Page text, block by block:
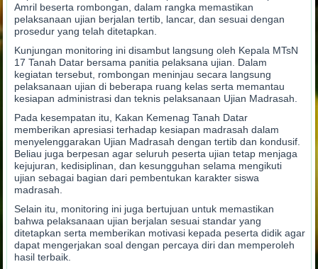
Amril beserta rombongan, dalam rangka memastikan
pelaksanaan ujian berjalan tertib, lancar, dan sesuai dengan
prosedur yang telah ditetapkan.
Kunjungan monitoring ini disambut langsung oleh Kepala MTsN
17 Tanah Datar bersama panitia pelaksana ujian. Dalam
kegiatan tersebut, rombongan meninjau secara langsung
pelaksanaan ujian di beberapa ruang kelas serta memantau
kesiapan administrasi dan teknis pelaksanaan Ujian Madrasah.
Pada kesempatan itu, Kakan Kemenag Tanah Datar
memberikan apresiasi terhadap kesiapan madrasah dalam
menyelenggarakan Ujian Madrasah dengan tertib dan kondusif.
Beliau juga berpesan agar seluruh peserta ujian tetap menjaga
kejujuran, kedisiplinan, dan kesungguhan selama mengikuti
ujian sebagai bagian dari pembentukan karakter siswa
madrasah.
Selain itu, monitoring ini juga bertujuan untuk memastikan
bahwa pelaksanaan ujian berjalan sesuai standar yang
ditetapkan serta memberikan motivasi kepada peserta didik agar
dapat mengerjakan soal dengan percaya diri dan memperoleh
hasil terbaik.